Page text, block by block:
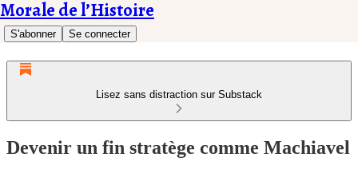
Morale de l’Histoire
S'abonner Se connecter
Lisez sans distraction sur Substack
Devenir un fin stratège comme Machiavel